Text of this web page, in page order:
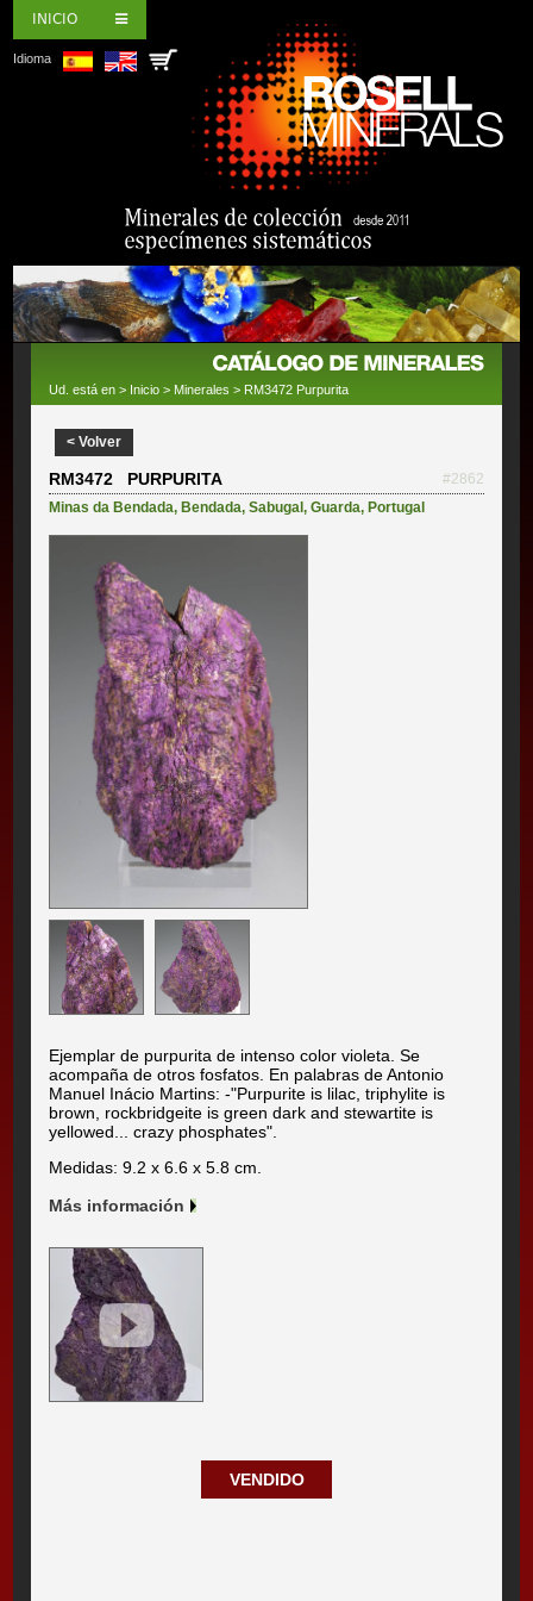
INICIO
Idioma
Ud. está en > Inicio > Minerales > RM3472 Purpurita
< Volver
RM3472 PURPURITA
#2862
Minas da Bendada,Bendada,Sabugal,Guarda,Portugal
Ejemplar de purpurita de intenso color violeta. Se
acompaña de otros fosfatos. En palabras de Antonio
Manuel Inácio Martins: -"Purpurite is lilac, triphylite is
brown, rockbridgeite is green dark and stewartite is
yellowed... crazy phosphates".
Medidas: 9.2 x 6.6 x 5.8 cm.
Más información
VENDIDO